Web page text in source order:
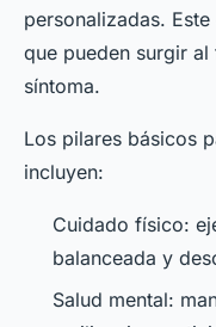
personalizadas.
que pueden surgir
síntoma.
Los pilares básicos
incluyen:
Cuidado físico:
balanceada y
Salud mental: